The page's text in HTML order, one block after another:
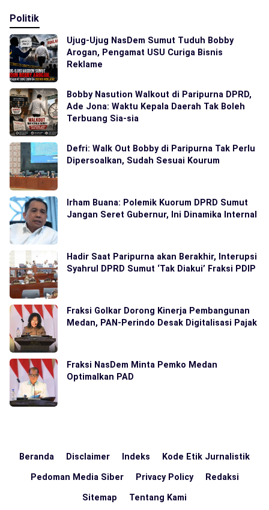
Politik
Ujug-Ujug NasDem Sumut Tuduh Bobby
Arogan, Pengamat USU Curiga Bisnis
Reklame
Bobby Nasution Walkout di Paripurna DPRD,
Ade Jona: Waktu Kepala Daerah Tak Boleh
Terbuang Sia-sia
Defri: Walk Out Bobby di Paripurna Tak Perlu
Dipersoalkan, Sudah Sesuai Kourum
Irham Buana: Polemik Kuorum DPRD Sumut
Jangan Seret Gubernur, Ini Dinamika Internal
Hadir Saat Paripurna akan Berakhir, Interupsi
Syahrul DPRD Sumut ‘Tak Diakui’ Fraksi PDIP
Fraksi Golkar Dorong Kinerja Pembangunan
Medan, PAN-Perindo Desak Digitalisasi Pajak
Fraksi NasDem Minta Pemko Medan
Optimalkan PAD
Beranda Disclaimer Indeks Kode Etik Jurnalistik
Pedoman Media Siber Privacy Policy Redaksi
Sitemap Tentang Kami